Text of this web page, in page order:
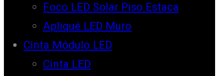
Foco LED Solar Piso Estaca
Apliqué LED Muro
Cinta Módulo LED
Cinta LED